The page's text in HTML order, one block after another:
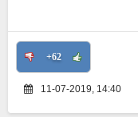
+62
11-07-2019, 14:40